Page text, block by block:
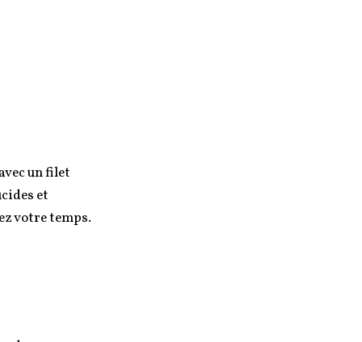
un filet
et
votre temps.